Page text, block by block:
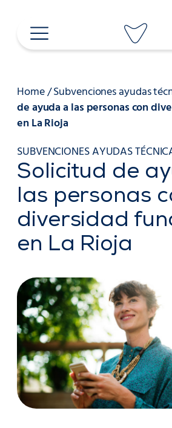
contenido
Home/Subvenciones ayudas
de ayuda a las personas con
en La Rioja
SUBVENCIONES AYUDAS
Solicitud de
las personas
diversidad
en La Rioja